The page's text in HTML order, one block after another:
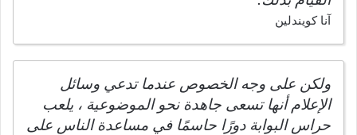
آنا كويندلين
ولكن على وجه الخصوص عندما تدعي وسائل
الإعلام أنها تسعى جاهدة نحو الموضوعية ، يلعب
حراس البوابة دورًا حاسمًا في مساعدة الناس على